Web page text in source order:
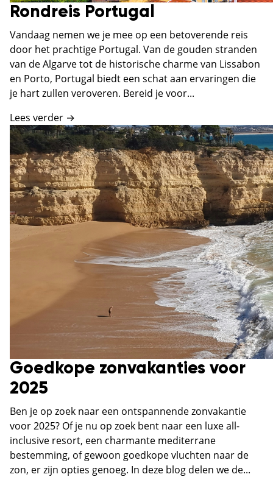
Rondreis Portugal
Vandaag nemen we je mee op een betoverende reis
door het prachtige Portugal. Van de gouden stranden
van de Algarve tot de historische charme van Lissabon
en Porto, Portugal biedt een schat aan ervaringen die
je hart zullen veroveren. Bereid je voor...
Lees verder →
Goedkope zonvakanties voor
2025
Ben je op zoek naar een ontspannende zonvakantie
voor 2025? Of je nu op zoek bent naar een luxe all-
inclusive resort, een charmante mediterrane
bestemming, of gewoon goedkope vluchten naar de
zon, er zijn opties genoeg. In deze blog delen we de...